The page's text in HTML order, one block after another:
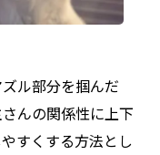
ル部分を掴んだ
んの関係性に上下
すくする方法とし